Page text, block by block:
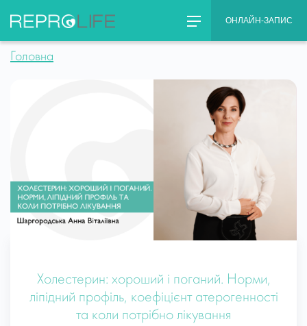
content
ОНЛАЙН-ЗАПИС
Головна
Холестерин: хороший і поганий. Норми,
ліпідний профіль, коефіцієнт атерогенності
та коли потрібно лікування